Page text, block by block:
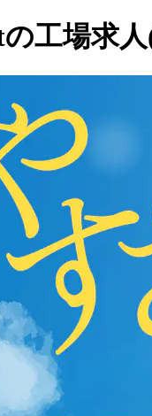
工場求人